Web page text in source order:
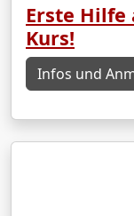
Erste
Kurs!
Infos und